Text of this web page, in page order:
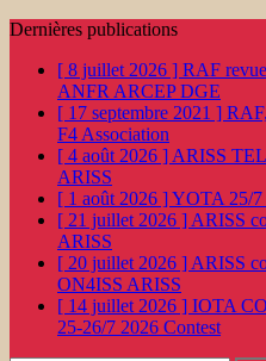
Dernières publications
[ 8 juillet 2026 ] RAF
ANFR ARCEP DGE
[ 17 septembre 2021 ]
F4 Association
[ 4 août 2026 ] ARISS
ARISS
[ 1 août 2026 ]YOTA 25/7
[ 21 juillet 2026 ] ARISS
ARISS
[ 20 juillet 2026 ] ARISS
ON4ISS ARISS
[ 14 juillet 2026 ] IOTA
25-26/7 2026 Contest